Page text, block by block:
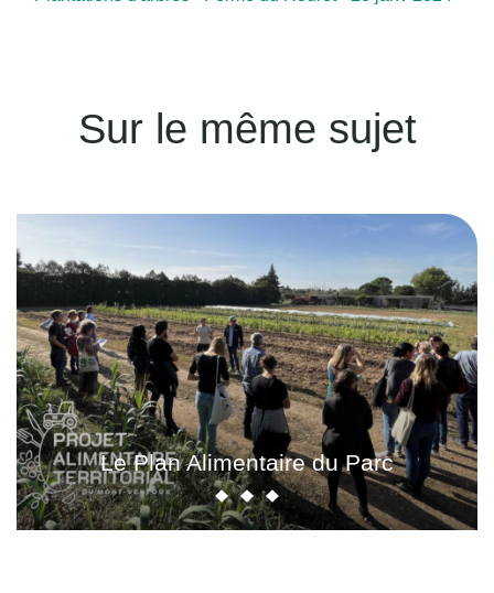
Sur le même sujet
Le Plan Alimentaire du Parc